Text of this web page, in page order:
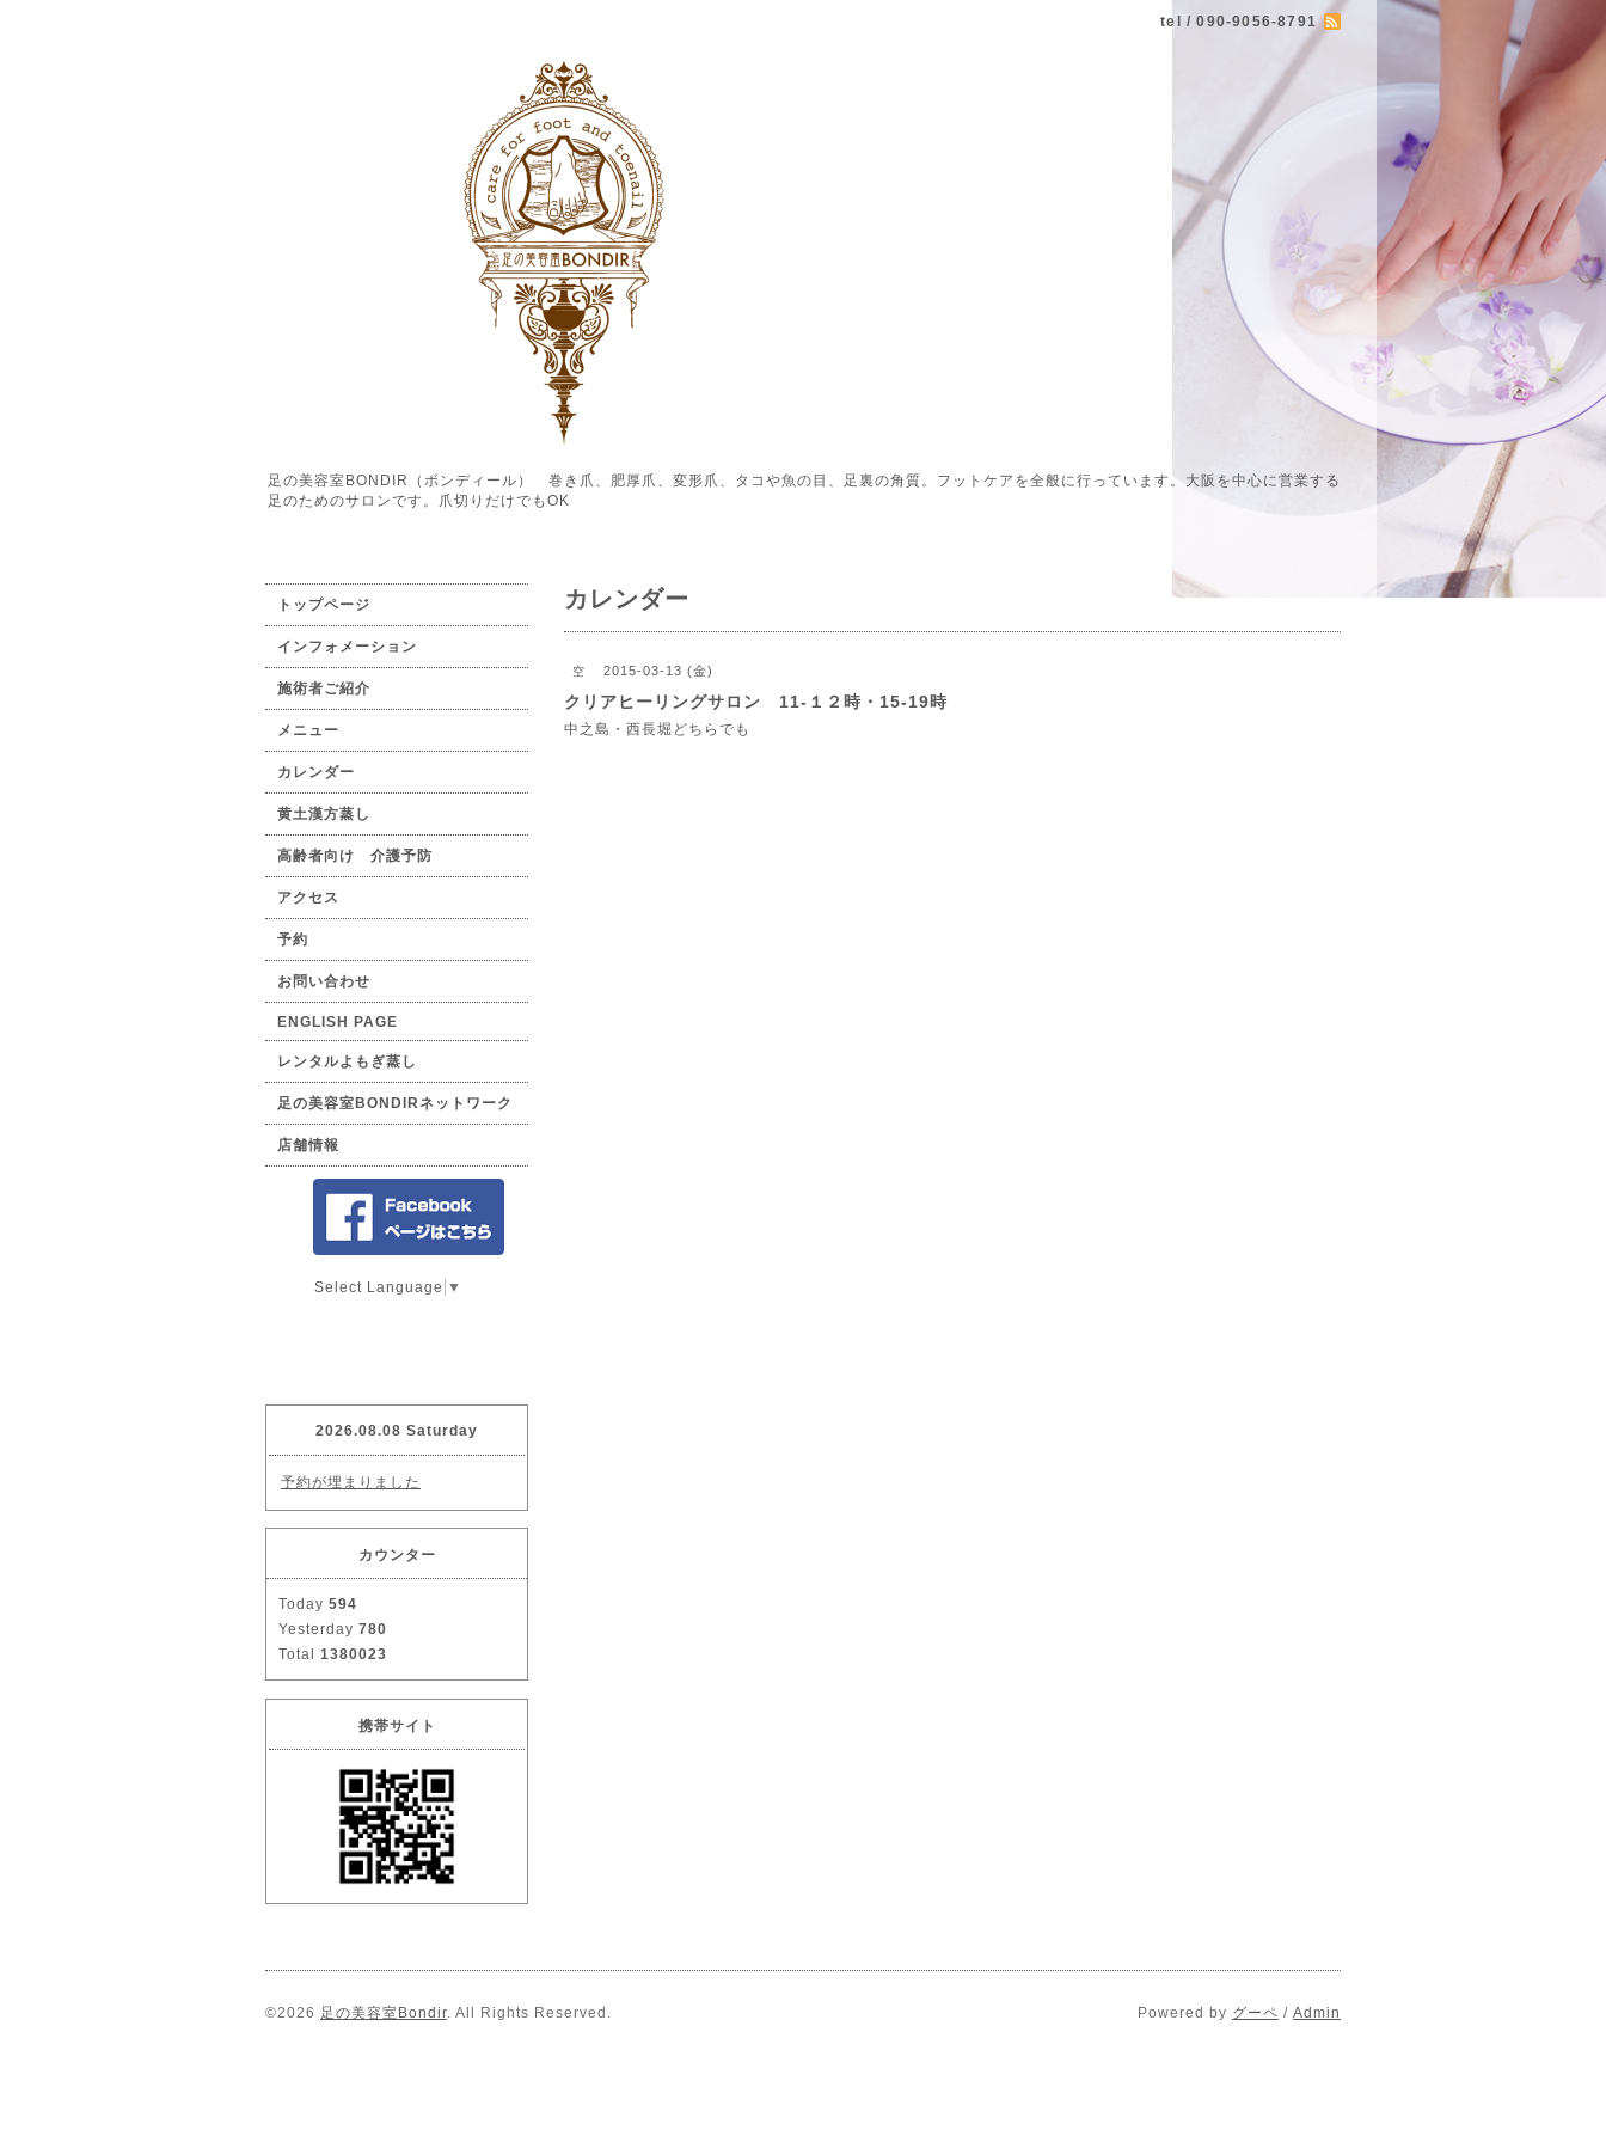
tel / 090-9056-8791
足の美容室BONDIR（ボンディール） 巻き爪、肥厚爪、変形爪、タコや魚の目、足裏の角質。フットケアを全般に行っています。大阪を中心に営業する
足のためのサロンです。爪切りだけでもOK
カレンダー
空 2015-03-13 (金)
クリアヒーリングサロン 11-１２時・15-19時
中之島・西長堀どちらでも
トップページ
インフォメーション
施術者ご紹介
メニュー
カレンダー
黄土漢方蒸し
高齢者向け 介護予防
アクセス
予約
お問い合わせ
ENGLISH PAGE
レンタルよもぎ蒸し
足の美容室BONDIRネットワーク
店舗情報
Select Language ▼
2026.08.08 Saturday
予約が埋まりました
カウンター
Today 594
Yesterday 780
Total 1380023
携帯サイト
©2026 足の美容室Bondir. All Rights Reserved. Powered by グーペ / Admin